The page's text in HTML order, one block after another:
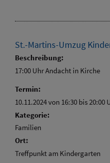
St.-Martins-Umzug
Beschreibung:
17:00 Uhr Andacht in Kirche
Termin:
10.11.2024 von 16:30 bis 20:00
Kategorie:
Familien
Ort:
Treffpunkt am Kindergarten